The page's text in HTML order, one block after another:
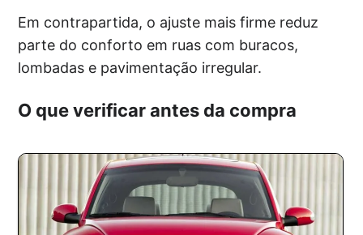
Em contrapartida, o ajuste mais firme reduz
parte do conforto em ruas com buracos,
lombadas e pavimentação irregular.
O que verificar antes da compra